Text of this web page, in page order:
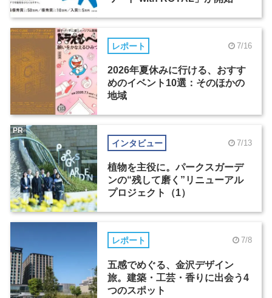
レポート 7/16
2026年夏休みに行ける、おすす
めのイベント10選：そのほかの
地域
インタビュー 7/13
植物を主役に。パークスガーデ
ンの“残して磨く”リニューアル
プロジェクト（1）
PR
レポート 7/8
五感でめぐる、金沢デザイン
旅。建築・工芸・香りに出会う4
つのスポット